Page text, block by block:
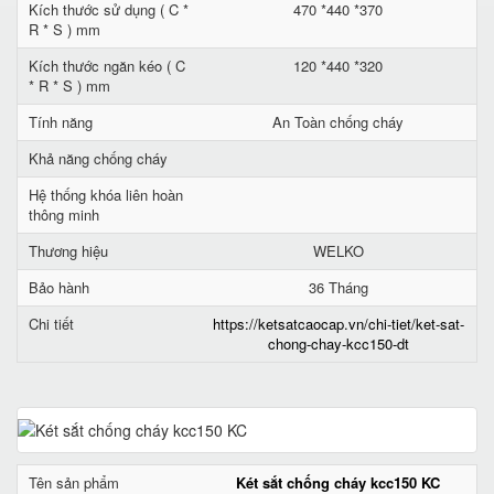
Kích thước sử dụng ( C *
R * S ) mm
470 *440 *370
Kích thước ngăn kéo ( C
* R * S ) mm
120 *440 *320
Tính năng
An Toàn chống cháy
Khả năng chống cháy
Hệ thống khóa liên hoàn
thông minh
Thương hiệu
WELKO
Bảo hành
36 Tháng
Chi tiết
https://ketsatcaocap.vn/chi-tiet/ket-sat-
chong-chay-kcc150-dt
Tên sản phẩm
Két sắt chống cháy kcc150 KC